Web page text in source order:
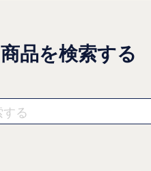
商品を検索する